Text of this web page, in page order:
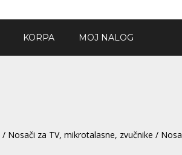
KORPA MOJ NALOG
/ Nosači za TV, mikrotalasne, zvučnike /